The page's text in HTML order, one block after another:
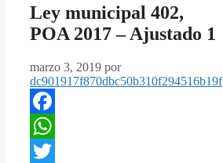
Ley municipal 402,
POA 2017 – Ajustado 1
marzo 3, 2019 por
dc901917f870dbc50b310f294516b19f
Facebook
WhatsApp